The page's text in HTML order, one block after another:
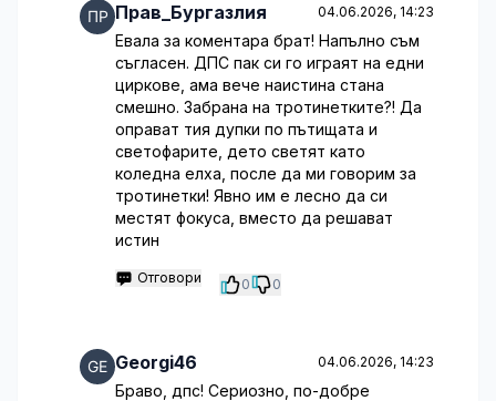
Прав_Бургазлия 04.06.2026, 14:23
Евала за коментара брат! Напълно съм
съгласен. ДПС пак си го играят на едни
циркове, ама вече наистина стана
смешно. Забрана на тротинетките?! Да
оправат тия дупки по пътищата и
светофарите, дето светят като
коледна елха, после да ми говорим за
тротинетки! Явно им е лесно да си
местят фокуса, вместо да решават
истин
Отговори 0 0
Georgi46 04.06.2026, 14:23
Браво, дпс! Сериозно, по-добре